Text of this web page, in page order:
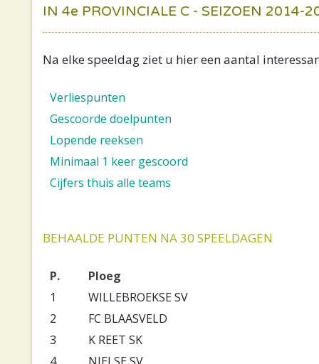
IN 4e PROVINCIALE C - SEIZOEN 2014-
Na elke speeldag ziet u hier een aantal
Verliespunten
Gescoorde doelpunten
Lopende reeksen
Minimaal 1 keer gescoord
Cijfers thuis alle teams
BEHAALDE PUNTEN NA 30 SPEELDAGEN
P.
Ploeg
1
WILLEBROEKSE SV
2
FC BLAASVELD
3
K REET SK